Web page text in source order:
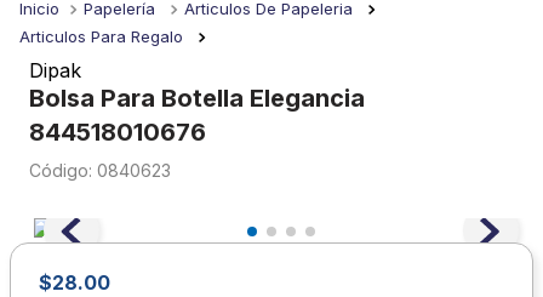
Papelería
Articulos De Papeleria
Articulos Para Regalo
Dipak
Bolsa Para Botella Elegancia
844518010676
: 0840623
$28.00
1.
mochilas
2.
libretas
3.
cuaderno
4.
colores
cuadernos
6.
boligrafo
7.
escolar